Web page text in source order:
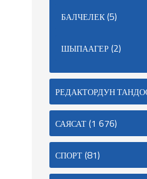
БАЛЧЕЛЕК(5)
ШЫПААГЕР(2)
РЕДАКТОРДУН
САЯСАТ(1 676)
СПОРТ(81)